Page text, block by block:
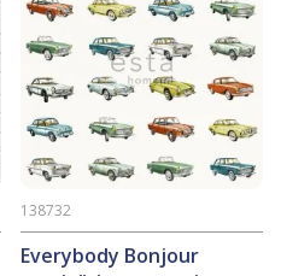
Everybody Bonjour
138732